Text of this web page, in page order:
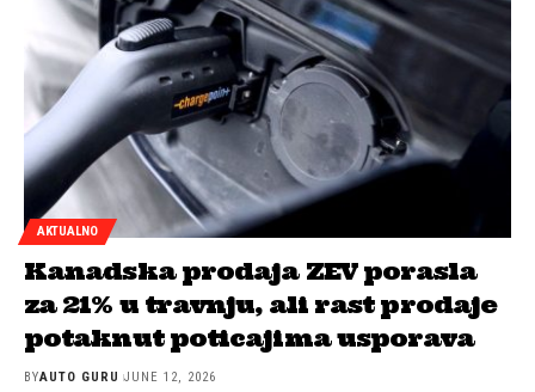
AKTUALNO
Kanadska prodaja ZEV porasla
za 21% u travnju, ali rast prodaje
potaknut poticajima usporava
BYAUTO GURU JUNE 12, 2026